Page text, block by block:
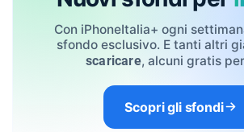
Con iPhoneItalia+ ogni
sfondo esclusivo. E tanti altri
scaricare, alcuni gratis
Scopri gli sfondi